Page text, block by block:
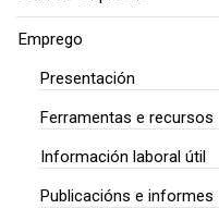
Emprego
Presentación
Ferramentas e recursos
Información laboral útil
Publicacións e informes